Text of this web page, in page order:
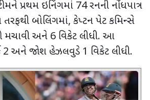
પ્રથમ ઇનિંગમાં 74રનની નોંધપાત્ર
તરફથી બોલિંગમાં, કેપ્ટન પેટ કમિન્સે
મચાવી અને 6 વિકેટ લીધી. આ
2 અને જોશ હેઝલવુડે 1 વિકેટ લીધી.